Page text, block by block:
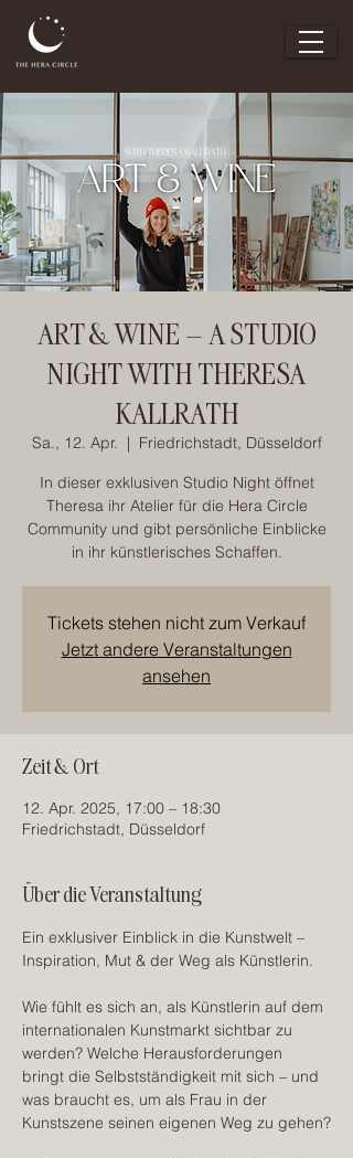
ART & WINE – A STUDIO
NIGHT WITH THERESA
KALLRATH
Sa., 12. Apr.
  |
Friedrichstadt, Düsseldorf
In dieser exklusiven Studio Night öffnet
Theresa ihr Atelier für die Hera Circle
Community und gibt persönliche Einblicke
Tickets stehen nicht zum Verkauf
Jetzt andere Veranstaltungen
ansehen
Zeit & Ort
12. Apr. 2025, 17:00 – 18:30
Friedrichstadt, Düsseldorf
Über die Veranstaltung
Ein exklusiver Einblick in die Kunstwelt –
Inspiration, Mut & der Weg als Künstlerin.
Wie fühlt es sich an, als Künstlerin auf dem
internationalen Kunstmarkt sichtbar zu
werden? Welche Herausforderungen
bringt die Selbstständigkeit mit sich – und
was braucht es, um als Frau in der
Kunstszene seinen eigenen Weg zu gehen?